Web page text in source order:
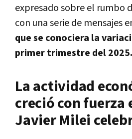
expresado sobre el rumbo
con una serie de mensajes
que se conociera la
primer trimestre del 2025.
La actividad
creció con fuerza
Javier Milei